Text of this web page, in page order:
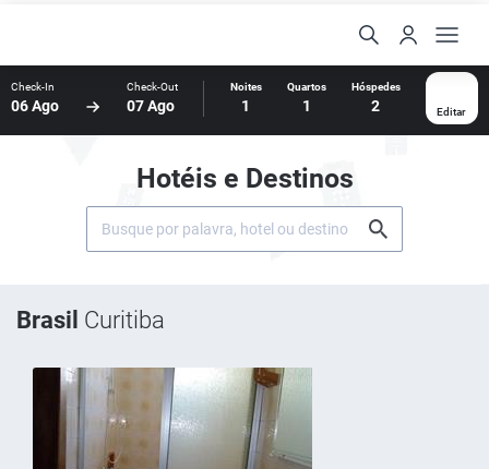
Check-In
06 Ago
Check-Out
07 Ago
Noites
1
Quartos
1
Hóspedes
2 Editar
Hotéis e Destinos
Brasil Curitiba